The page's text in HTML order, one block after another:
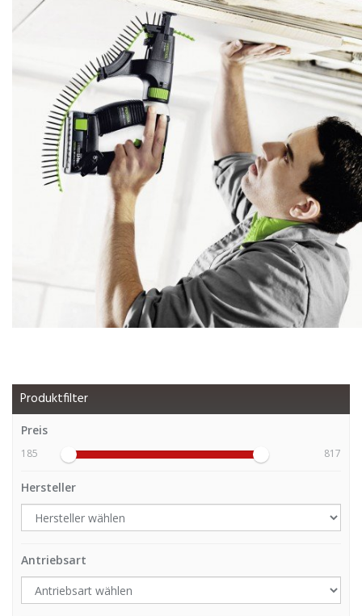
Produktfilter
Preis
185 817
Hersteller
Antriebsart